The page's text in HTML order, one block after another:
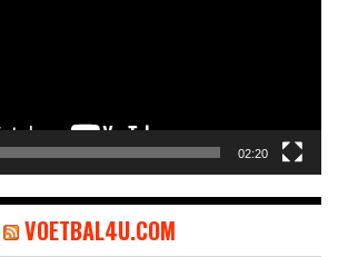
02:20
VOETBAL4U.COM